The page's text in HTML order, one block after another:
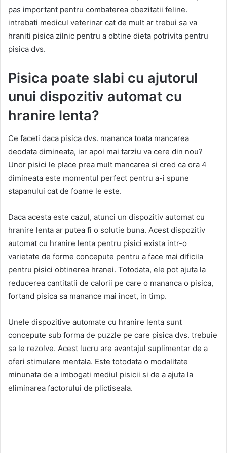
pas important pentru combaterea obezitatii feline.
intrebati medicul veterinar cat de mult ar trebui sa va
hraniti pisica zilnic pentru a obtine dieta potrivita pentru
pisica dvs.
Pisica poate slabi cu ajutorul
unui dispozitiv automat cu
hranire lenta?
Ce faceti daca pisica dvs. mananca toata mancarea
deodata dimineata, iar apoi mai tarziu va cere din nou?
Unor pisici le place prea mult mancarea si cred ca ora 4
dimineata este momentul perfect pentru a-i spune
stapanului cat de foame le este.
Daca acesta este cazul, atunci un dispozitiv automat cu
hranire lenta ar putea fi o solutie buna. Acest dispozitiv
automat cu hranire lenta pentru pisici exista intr-o
varietate de forme concepute pentru a face mai dificila
pentru pisici obtinerea hranei. Totodata, ele pot ajuta la
reducerea cantitatii de calorii pe care o mananca o pisica,
fortand pisica sa manance mai incet, in timp.
Unele dispozitive automate cu hranire lenta sunt
concepute sub forma de puzzle pe care pisica dvs. trebuie
sa le rezolve. Acest lucru are avantajul suplimentar de a
oferi stimulare mentala. Este totodata o modalitate
minunata de a imbogati mediul pisicii si de a ajuta la
eliminarea factorului de plictiseala.